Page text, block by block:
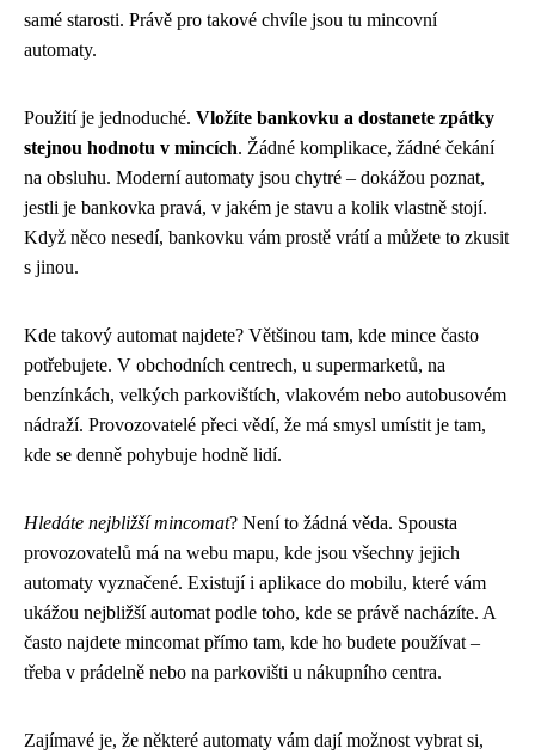
samé starosti. Právě pro takové chvíle jsou tu mincovní
automaty.
Použití je jednoduché. Vložíte bankovku a dostanete zpátky
stejnou hodnotu v mincích. Žádné komplikace, žádné čekání
na obsluhu. Moderní automaty jsou chytré – dokážou poznat,
jestli je bankovka pravá, v jakém je stavu a kolik vlastně stojí.
Když něco nesedí, bankovku vám prostě vrátí a můžete to zkusit
s jinou.
Kde takový automat najdete? Většinou tam, kde mince často
potřebujete. V obchodních centrech, u supermarketů, na
benzínkách, velkých parkovištích, vlakovém nebo autobusovém
nádraží. Provozovatelé přeci vědí, že má smysl umístit je tam,
kde se denně pohybuje hodně lidí.
Hledáte nejbližší mincomat? Není to žádná věda. Spousta
provozovatelů má na webu mapu, kde jsou všechny jejich
automaty vyznačené. Existují i aplikace do mobilu, které vám
ukážou nejbližší automat podle toho, kde se právě nacházíte. A
často najdete mincomat přímo tam, kde ho budete používat –
třeba v prádelně nebo na parkovišti u nákupního centra.
Zajímavé je, že některé automaty vám dají možnost vybrat si,